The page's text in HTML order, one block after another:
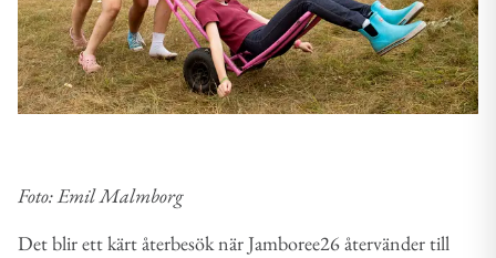
Foto: Emil Malmborg
Det blir ett kärt återbesök när Jamboree26 återvänder till